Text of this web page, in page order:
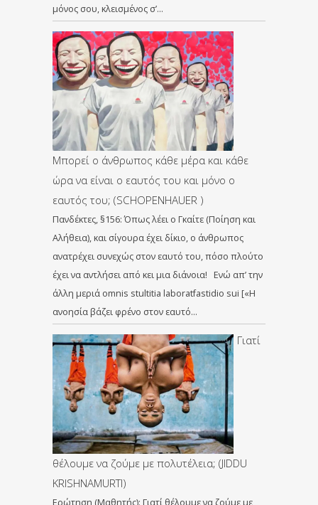
μόνος σου, κλεισμένος σ’…
Μπορεί ο άνθρωπος κάθε μέρα και κάθε
ώρα να είναι ο εαυτός του και μόνο ο
εαυτός του; (SCHOPENHAUER )
Πανδέκτες, §156: Όπως λέει ο Γκαίτε (Ποίηση και
Αλήθεια), και σίγουρα έχει δίκιο, ο άνθρωπος
ανατρέχει συνεχώς στον εαυτό του, πόσο πλούτο
έχει να αντλήσει από κει μια διάνοια! Ενώ απ’ την
άλλη μεριά omnis stultitia laboratfastidio sui [«Η
ανοησία βάζει φρένο στον εαυτό…
Γιατί
θέλουμε να ζούμε με πολυτέλεια; (JIDDU
KRISHNAMURTI)
Ερώτηση (Μαθητής): Γιατί θέλουμε να ζούμε με